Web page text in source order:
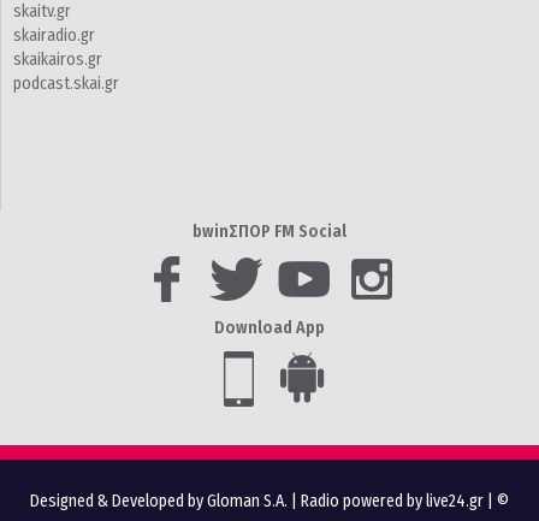
skaitv.gr
skairadio.gr
skaikairos.gr
podcast.skai.gr
bwinΣΠΟΡ FM Social
Download App
Designed & Developed by Gloman S.A. Radio powered by live24.gr | ©